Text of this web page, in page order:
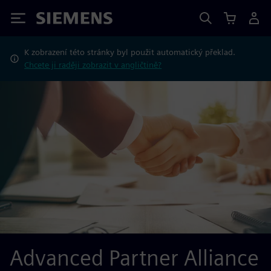
Siemens
K zobrazení této stránky byl použit automatický překlad.
Chcete ji raději zobrazit v angličtině?
Advanced Partner Alliance